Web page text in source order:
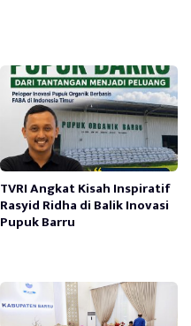
TVRI Angkat Kisah Inspiratif
Rasyid Ridha di Balik Inovasi
Pupuk Barru